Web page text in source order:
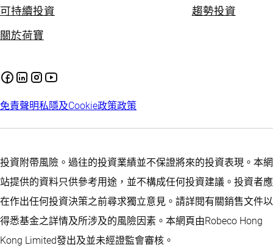
可持續投資
關於荷寶
趨勢投資
免責聲明私隱及Cookie政策政策
投資附帶風險。過往的投資業績並不保證將來的投資表現。本網
站提供的資料只供參考用途，並不構成任何投資建議。投資者應
在作出任何投資決策之前尋求獨立意見。請詳閱有關銷售文件以
得悉基金之詳情及所涉及的風險因素。本網頁由Robeco Hong
Kong Limited發出及並未經證監會審核。